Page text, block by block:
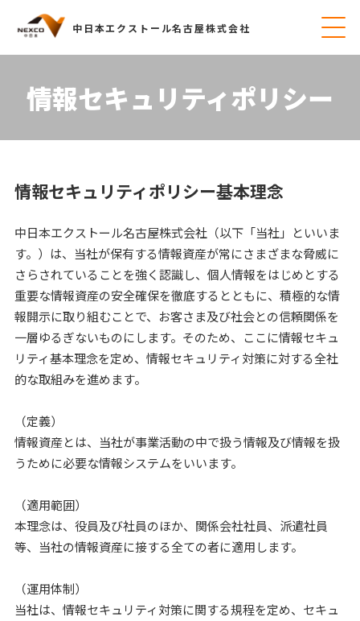
中日本エクストール名古屋株式会社
情報セキュリティポリシー
情報セキュリティポリシー基本理念
中日本エクストール名古屋株式会社（以下「当社」といいま
す。）は、当社が保有する情報資産が常にさまざまな脅威に
さらされていることを強く認識し、個人情報をはじめとする
重要な情報資産の安全確保を徹底するとともに、積極的な情
報開示に取り組むことで、お客さま及び社会との信頼関係を
一層ゆるぎないものにします。そのため、ここに情報セキュ
リティ基本理念を定め、情報セキュリティ対策に対する全社
的な取組みを進めます。
（定義）
情報資産とは、当社が事業活動の中で扱う情報及び情報を扱
うために必要な情報システムをいいます。
（適用範囲）
本理念は、役員及び社員のほか、関係会社社員、派遣社員
等、当社の情報資産に接する全ての者に適用します。
（運用体制）
当社は、情報セキュリティ対策に関する規程を定め、セキュ